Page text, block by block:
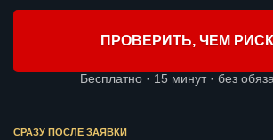
ПРОВЕРИТЬ, ЧЕМ
Бесплатно · 15 минут · без
СРАЗУ ПОСЛЕ ЗАЯВКИ